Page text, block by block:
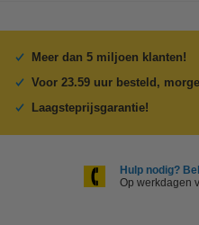
Meer dan 5 miljoen klanten!
Voor 23.59 uur besteld,
Laagsteprijsgarantie!
Hulp nodig?
Op werkdagen